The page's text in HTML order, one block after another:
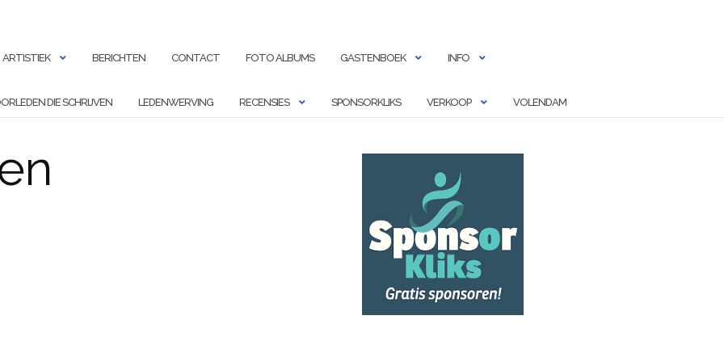
ARTISTIEK BERICHTEN CONTACT FOTO ALBUMS GASTENBOEK INFO
DIE SCHRIJVEN LEDENWERVING RECENSIES SPONSORKLIKS VERKOOP VOLENDAM